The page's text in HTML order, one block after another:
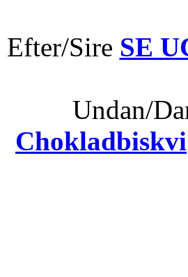
Efter/Sire SE
Undan/
Chokladbiskvi